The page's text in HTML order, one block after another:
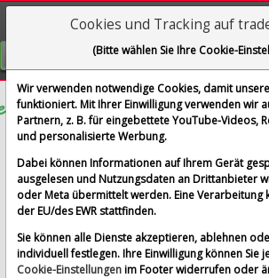
Visualizations
GRATIS REGISTRIEREN
Match Group Inc.
im Vergleich mit Airbus SE, Allianz SE,
Motoren Werke AG und 1 weitere
Alle Aktien entfernen
Standard-
Cookies und Tracking auf
(Bitte wählen Sie Ihre Cookie-
Wir verwenden notwendige Cookies, damit
funktioniert. Mit Ihrer Einwilligung verwenden wir
Partnern, z. B. für eingebettete YouTube-Videos,
und personalisierte Werbung.
Dabei können Informationen auf Ihrem Gerät
ausgelesen und Nutzungsdaten an Drittanbieter
oder Meta übermittelt werden. Eine Verarbeitung
der EU/des EWR stattfinden.
Sie können alle Dienste akzeptieren, ablehnen
individuell festlegen. Ihre Einwilligung können Sie
Cookie-Einstellungenim Footer widerrufen oder